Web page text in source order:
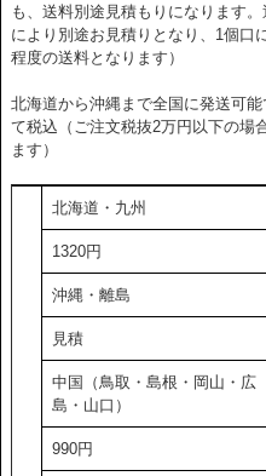
も、送料別途見積もりになります
により別途お見積りとなり、1個口
程度の送料となります）
北海道から沖縄まで全国に発送可
て税込（ご注文税抜2万円以下の場
ます）
北海道・九州
1320円
沖縄・離島
見積
中国（鳥取・島根・岡山・広
島・山口）
990円